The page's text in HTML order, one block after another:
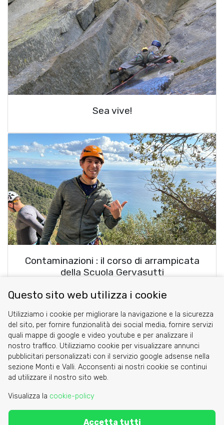
Sea vive!
Contaminazioni : il corso di arrampicata
della Scuola Gervasutti
blog comments powered byDisqus
Cookie
Privacy Policy
Area riservata
Questo sito web utilizza i cookie
Utilizziamo i cookie per migliorare la navigazione e la sicurezza
del sito, per fornire funzionalità dei social media, fornire servizi
quali mappe di google e video youtube e per analizzare il
nostro traffico. Utilizziamo cookie per visualizzare annunci
pubblicitari personalizzati con il servizio google adsense nella
sezione Monti e Valli. Acconsenti ai nostri cookie se continui
ad utilizzare il nostro sito web.
Visualizza la cookie-policy
Accetta tutti